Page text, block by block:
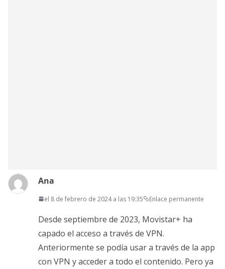
Ana
el 8 de febrero de 2024 a las 19:35 Enlace permanente
Desde septiembre de 2023, Movistar+ ha
capado el acceso a través de VPN.
Anteriormente se podía usar a través de la app
con VPN y acceder a todo el contenido. Pero ya